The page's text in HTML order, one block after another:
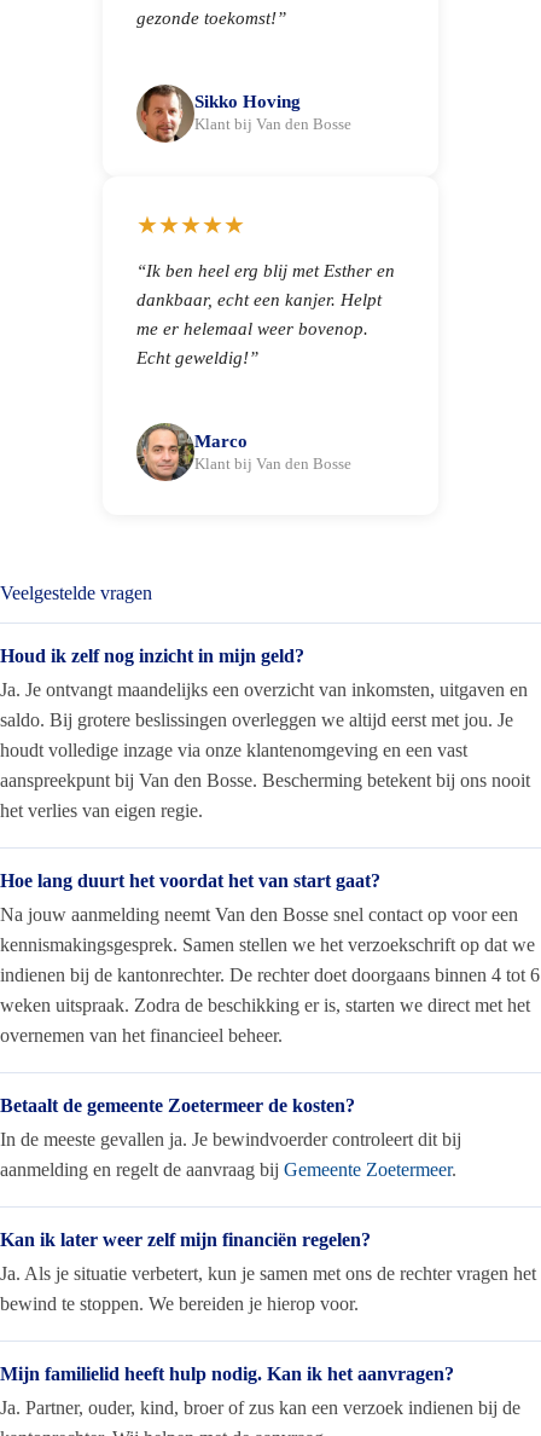
gezonde toekomst!”
Sikko Hoving
Klant bij Van den Bosse
★★★★★
“Ik ben heel erg blij met Esther en
dankbaar, echt een kanjer. Helpt
me er helemaal weer bovenop.
Echt geweldig!”
Marco
Klant bij Van den Bosse
Veelgestelde vragen
Houd ik zelf nog inzicht in mijn geld?
Ja. Je ontvangt maandelijks een overzicht van inkomsten, uitgaven en
saldo. Bij grotere beslissingen overleggen we altijd eerst met jou. Je
houdt volledige inzage via onze klantenomgeving en een vast
aanspreekpunt bij Van den Bosse. Bescherming betekent bij ons nooit
het verlies van eigen regie.
Hoe lang duurt het voordat het van start gaat?
Na jouw aanmelding neemt Van den Bosse snel contact op voor een
kennismakingsgesprek. Samen stellen we het verzoekschrift op dat we
indienen bij de kantonrechter. De rechter doet doorgaans binnen 4 tot 6
weken uitspraak. Zodra de beschikking er is, starten we direct met het
overnemen van het financieel beheer.
Betaalt de gemeente Zoetermeer de kosten?
In de meeste gevallen ja. Je bewindvoerder controleert dit bij
aanmelding en regelt de aanvraag bij Gemeente Zoetermeer.
Kan ik later weer zelf mijn financiën regelen?
Ja. Als je situatie verbetert, kun je samen met ons de rechter vragen het
bewind te stoppen. We bereiden je hierop voor.
Mijn familielid heeft hulp nodig. Kan ik het aanvragen?
Ja. Partner, ouder, kind, broer of zus kan een verzoek indienen bij de